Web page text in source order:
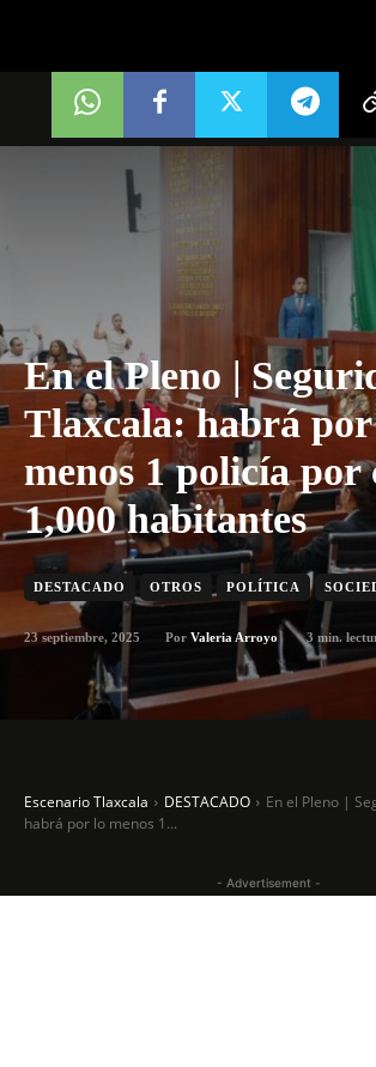
En el Pleno |
Tlaxcala: habrá
menos 1 policía por
1,000 habitantes
DESTACADO OTROS POLÍTICA
23 septiembre, 2025 Por Valeria Arroyo 3 min.
Escenario Tlaxcala DESTACADO
En el Pleno |
habrá por lo menos 1...
- Advertisement -